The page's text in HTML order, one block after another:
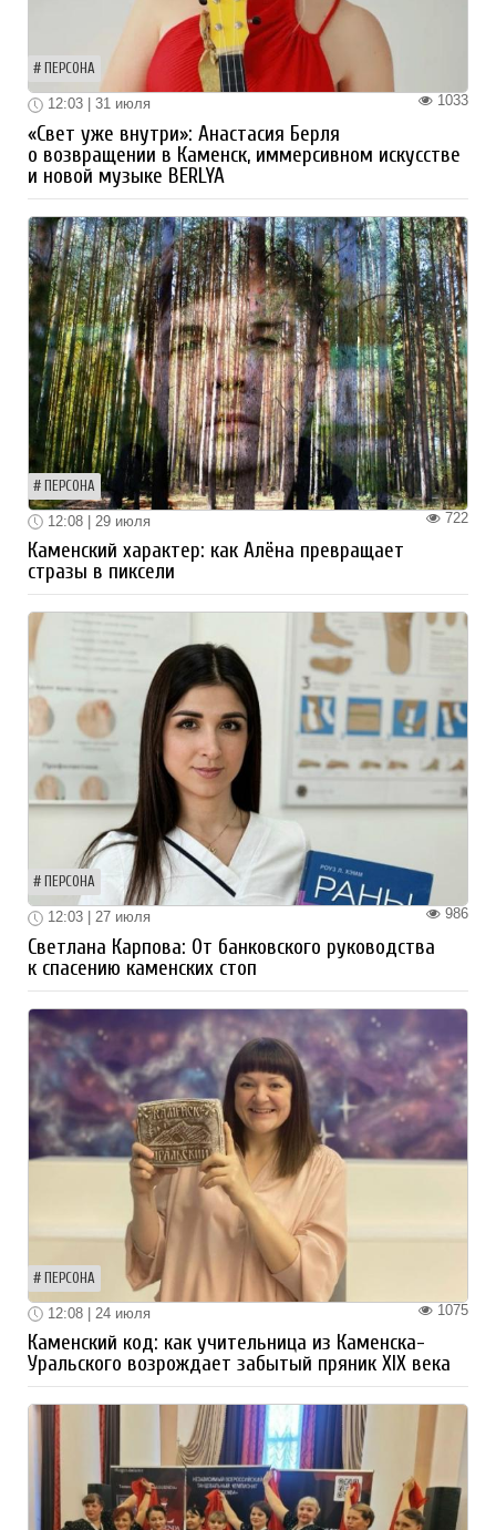
ПЕРСОНА
1033
12:03 | 31 июля
«Свет уже внутри»: Анастасия Берля
о возвращении в Каменск, иммерсивном искусстве
и новой музыке BERLYA
ПЕРСОНА
722
12:08 | 29 июля
Каменский характер: как Алёна превращает
стразы в пиксели
ПЕРСОНА
986
12:03 | 27 июля
Светлана Карпова: От банковского руководства
к спасению каменских стоп
ПЕРСОНА
1075
12:08 | 24 июля
Каменский код: как учительница из Каменска-
Уральского возрождает забытый пряник XIX века